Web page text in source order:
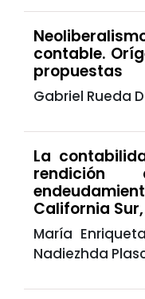
contable.
propuestas
Gabriel Rueda
La
California
María
Nadiezhda